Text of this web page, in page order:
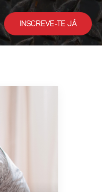
INSCREVE-TE JÁ